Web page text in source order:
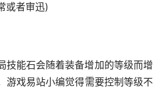
或者审迅)
技能石会随着装备增加的等级而增
游戏易站小编觉得需要控制等级不